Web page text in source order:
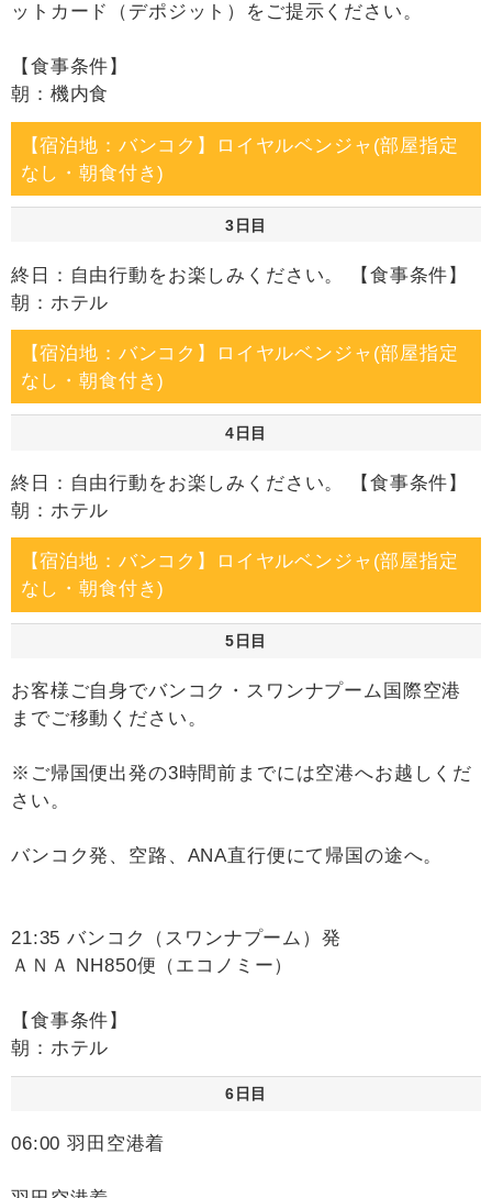
ットカード（デポジット）をご提示ください。
【食事条件】
朝：機内食
【宿泊地：バンコク】ロイヤルベンジャ(部屋指定
なし・朝食付き)
3日目
終日：自由行動をお楽しみください。 【食事条件】
朝：ホテル
【宿泊地：バンコク】ロイヤルベンジャ(部屋指定
なし・朝食付き)
4日目
終日：自由行動をお楽しみください。 【食事条件】
朝：ホテル
【宿泊地：バンコク】ロイヤルベンジャ(部屋指定
なし・朝食付き)
5日目
お客様ご自身でバンコク・スワンナプーム国際空港
までご移動ください。
※ご帰国便出発の3時間前までには空港へお越しくだ
さい。
バンコク発、空路、ANA直行便にて帰国の途へ。
21:35 バンコク（スワンナプーム）発
ＡＮＡ NH850便（エコノミー）
【食事条件】
朝：ホテル
6日目
06:00 羽田空港着